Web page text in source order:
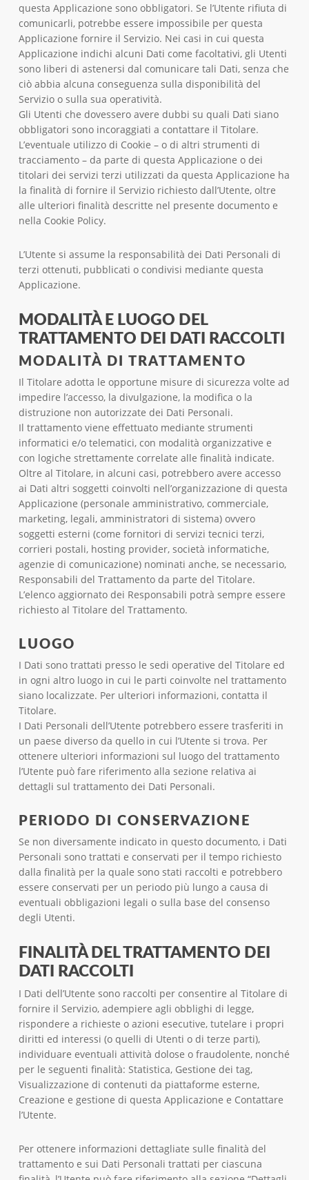
questa Applicazione sono obbligatori. Se l’Utente rifiuta di
comunicarli, potrebbe essere impossibile per questa
Applicazione fornire il Servizio. Nei casi in cui questa
Applicazione indichi alcuni Dati come facoltativi, gli Utenti
sono liberi di astenersi dal comunicare tali Dati, senza che
ciò abbia alcuna conseguenza sulla disponibilità del
Servizio o sulla sua operatività.
Gli Utenti che dovessero avere dubbi su quali Dati siano
obbligatori sono incoraggiati a contattare il Titolare.
L’eventuale utilizzo di Cookie – o di altri strumenti di
tracciamento – da parte di questa Applicazione o dei
titolari dei servizi terzi utilizzati da questa Applicazione ha
la finalità di fornire il Servizio richiesto dall’Utente, oltre
alle ulteriori finalità descritte nel presente documento e
nella Cookie Policy.
L’Utente si assume la responsabilità dei Dati Personali di
terzi ottenuti, pubblicati o condivisi mediante questa
Applicazione.
MODALITÀ E LUOGO DEL
TRATTAMENTO DEI DATI RACCOLTI
MODALITÀ DI TRATTAMENTO
Il Titolare adotta le opportune misure di sicurezza volte ad
impedire l’accesso, la divulgazione, la modifica o la
distruzione non autorizzate dei Dati Personali.
Il trattamento viene effettuato mediante strumenti
informatici e/o telematici, con modalità organizzative e
con logiche strettamente correlate alle finalità indicate.
Oltre al Titolare, in alcuni casi, potrebbero avere accesso
ai Dati altri soggetti coinvolti nell’organizzazione di questa
Applicazione (personale amministrativo, commerciale,
marketing, legali, amministratori di sistema) ovvero
soggetti esterni (come fornitori di servizi tecnici terzi,
corrieri postali, hosting provider, società informatiche,
agenzie di comunicazione) nominati anche, se necessario,
Responsabili del Trattamento da parte del Titolare.
L’elenco aggiornato dei Responsabili potrà sempre essere
richiesto al Titolare del Trattamento.
LUOGO
I Dati sono trattati presso le sedi operative del Titolare ed
in ogni altro luogo in cui le parti coinvolte nel trattamento
siano localizzate. Per ulteriori informazioni, contatta il
Titolare.
I Dati Personali dell’Utente potrebbero essere trasferiti in
un paese diverso da quello in cui l’Utente si trova. Per
ottenere ulteriori informazioni sul luogo del trattamento
l’Utente può fare riferimento alla sezione relativa ai
dettagli sul trattamento dei Dati Personali.
PERIODO DI CONSERVAZIONE
Se non diversamente indicato in questo documento, i Dati
Personali sono trattati e conservati per il tempo richiesto
dalla finalità per la quale sono stati raccolti e potrebbero
essere conservati per un periodo più lungo a causa di
eventuali obbligazioni legali o sulla base del consenso
degli Utenti.
FINALITÀ DEL TRATTAMENTO DEI
DATI RACCOLTI
I Dati dell’Utente sono raccolti per consentire al Titolare di
fornire il Servizio, adempiere agli obblighi di legge,
rispondere a richieste o azioni esecutive, tutelare i propri
diritti ed interessi (o quelli di Utenti o di terze parti),
individuare eventuali attività dolose o fraudolente, nonché
per le seguenti finalità: Statistica, Gestione dei tag,
Visualizzazione di contenuti da piattaforme esterne,
Creazione e gestione di questa Applicazione e Contattare
l’Utente.
Per ottenere informazioni dettagliate sulle finalità del
trattamento e sui Dati Personali trattati per ciascuna